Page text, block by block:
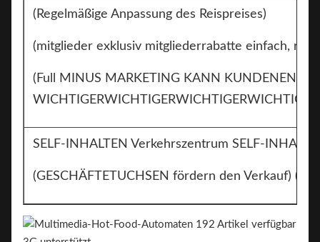
(Regelmäßige Anpassung des Reispreises)
(mitglieder exklusiv mitgliederrabatte einfach,
(Full MINUS MARKETING KANN KUNDENEN
SELF-INHALTEN Verkehrszentrum SELF-
(GESCHÄFTETUCHSEN fördern den Verkauf)